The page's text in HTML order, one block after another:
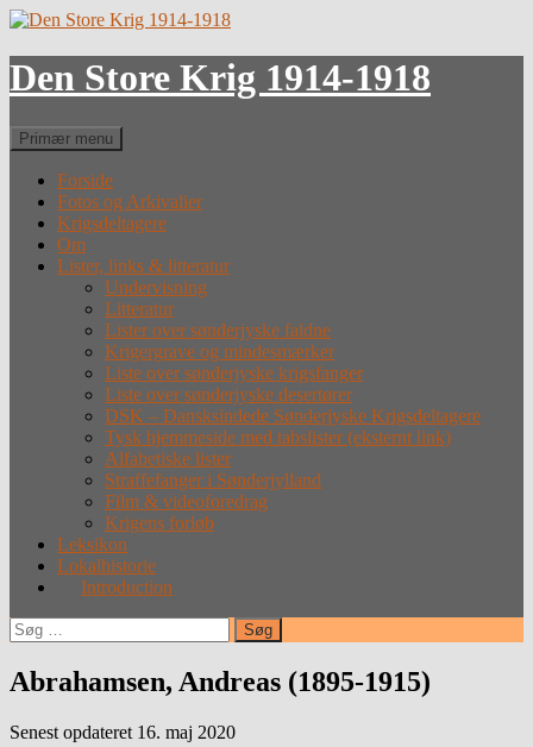
Hop
indhold
Den Store Krig 1914-1918
Søg
Primær menu
Forside
Fotos og Arkivalier
Krigsdeltagere
Om
Lister, links & litteratur
Undervisning
Litteratur
Lister over sønderjyske faldne
Krigergrave og mindesmærker
Liste over sønderjyske krigsfanger
Liste over sønderjyske desertører
DSK – Dansksindede Sønderjyske Krigsdeltagere
Tysk hjemmeside med tabslister (eksternt link)
Alfabetiske lister
Straffefanger i Sønderjylland
Film & videoforedrag
Krigens forløb
Leksikon
Lokalhistorie
Introduction
Søg
efter:
Abrahamsen, Andreas (1895-1915)
Senest opdateret 16. maj 2020